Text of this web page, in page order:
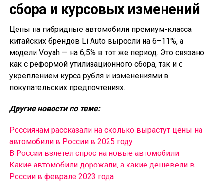
сбора и курсовых изменений
Цены на гибридные автомобили премиум-класса
китайских брендов Li Auto выросли на 6–11%, а
модели Voyah — на 6,5% в тот же период. Это связано
как с реформой утилизационного сбора, так и с
укреплением курса рубля и изменениями в
покупательских предпочтениях.
Другие новости по теме:
Россиянам рассказали на сколько вырастут цены на
автомобили в России в 2025 году
В России взлетел спрос на новые автомобили
Какие автомобили дорожали, а какие дешевели в
России в феврале 2023 года